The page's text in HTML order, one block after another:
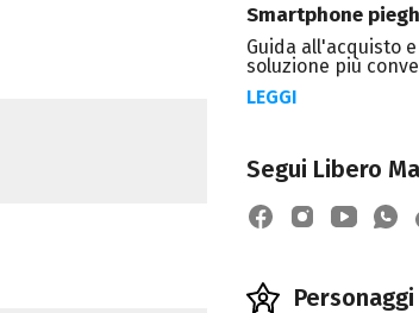
Smartphone
Guida all'acquisto
soluzione più
LEGGI
Segui Libero
Personaggi